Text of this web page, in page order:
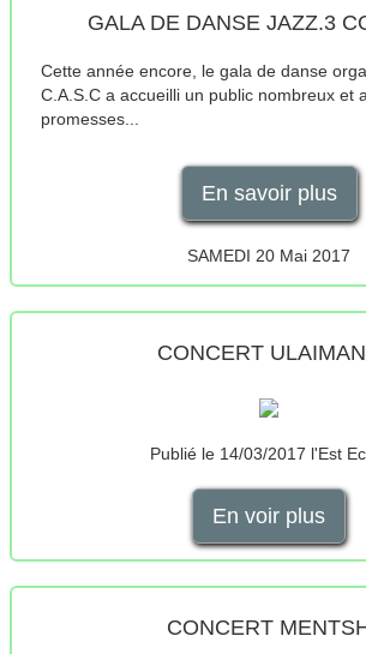
GALA DE DANSE JAZZ.3
Cette année encore, le gala de danse
C.A.S.C a accueilli un public nombreux et
promesses...
En savoir plus
SAMEDI 20 Mai 2017
CONCERT
Publié le 14/03/2017 l'Est
En voir plus
CONCERT